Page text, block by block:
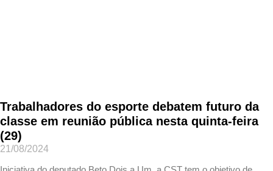
Trabalhadores do esporte debatem futuro da
classe em reunião pública nesta quinta-feira
(29)
21/08/2024